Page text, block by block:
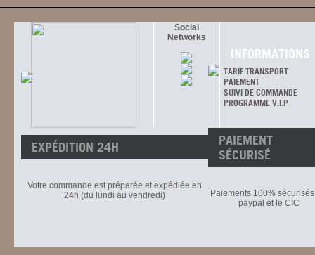
Social
Networks
INFORMATIONS
TARIF TRANSPORT
PAIEMENT
SUIVI DE COMMANDE
PROGRAMME V.I.P
EXPÉDITION 24H
Votre commande est préparée et expédiée en
24h (du lundi au vendredi)
PAIEMENT
SÉCURISÉ
Paiements 100%
paypal et le CIC